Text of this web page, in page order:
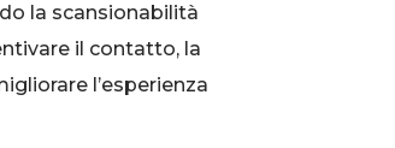
la scansionabilità
il contatto, la
l’esperienza